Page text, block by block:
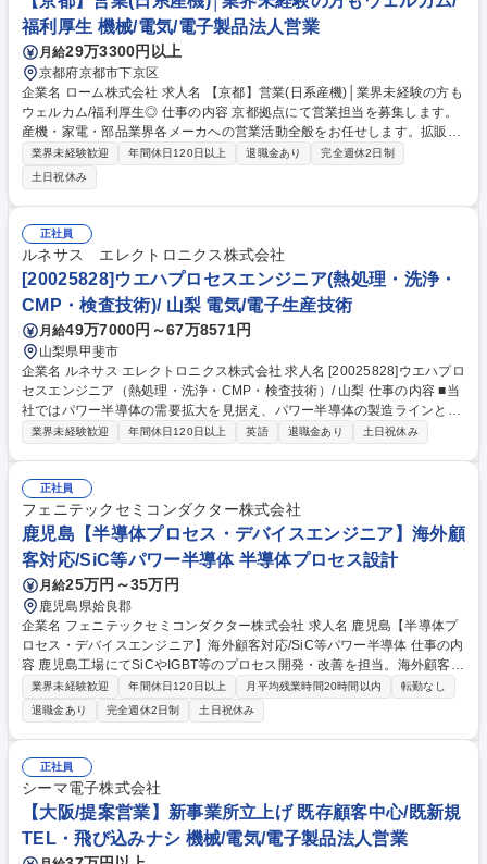
福利厚生 機械/電気/電子製品法人営業
月給29万3300円以上
京都府京都市下京区
企業名 ローム株式会社 求人名 【京都】営業(日系産機)│業界未経験の方も
ウェルカム/福利厚生◎ 仕事の内容 京都拠点にて営業担当を募集します。
産機・家電・部品業界各メーカへの営業活動全般をお任せします。拡販活
動のほか、変更・廃番申請、取引環境の改善活動などを担っていただきま
す。 〇顧客需要・ニーズの把握と商品の提案 〇競合や市場動向などの情
報収集 〇顧客との価格、納期折衝 〇事業・製造部門との社内調整・交渉
（顧客提示価格・デリバリ調整など） 〇品質不具合発生時の顧客対応（顧
客状況の把握と社内QC部門との連携、求償交渉など） 募集職種 【京都】
営業(日系産機)│業界未経験の方もウェルカム/福利厚生◎
業界未経験歓迎 年間休日120日以上 退職金あり
完全週休2日制
土日祝休み
正社員
ルネサス エレクトロニクス株式会社
[20025828]ウエハプロセスエンジニア(熱処理・洗浄・
CMP・検査技術)/ 山梨 電気/電子生産技術
月給49万7000円～67万8571円
山梨県甲斐市
企業名 ルネサス エレクトロニクス株式会社 求人名 [20025828]ウエハプロ
セスエンジニア（熱処理・洗浄・CMP・検査技術）/ 山梨 仕事の内容 ■当
社ではパワー半導体の需要拡大を見据え、パワー半導体の製造ラインとし
て甲府工場を再稼働させ、新たな製品・プロセス開発と量産化を進めてい
ンジニアを募集します。 １：熱処理プロセスエンジニア（熱拡散・酸化・
LPCVD） ２：CMPプロセスエンジニア ３：洗浄・ウェットエッチングプ
ロセスエンジニア ４：欠陥検査技術エンジニア 募集職種 [20025828]ウエ
ハプロセスエンジニア（熱処理・洗浄・CMP・検査技術）/ 山梨
業界未経験歓迎 年間休日120日以上 英語 退職金あり 土日祝休み
正社員
フェニテックセミコンダクター株式会社
鹿児島【半導体プロセス・デバイスエンジニア】海外顧
客対応/SiC等パワー半導体 半導体プロセス設計
月給25万円～35万円
鹿児島県姶良郡
企業名 フェニテックセミコンダクター株式会社 求人名 鹿児島【半導体プ
ロセス・デバイスエンジニア】海外顧客対応/SiC等パワー半導体 仕事の内
容 鹿児島工場にてSiCやIGBT等のプロセス開発・改善を担当。海外顧客の
技術者と直接やり取りし、仕様策定や実験オーダーの受託など、営業部門
を超えた技術的なフロントに立ってモノづくりを牽引していただきます。
【具体的に】CMOS、IGBT、SiC等の成膜・エッチング条件最適化や歩留
まり改善、特性評価を担当します。独立系ファウンドリとして多種多様な
案件に携わり、顧客ニーズに合わせたデバイス構造の設計も行います。単
なる製造に留まらず、海外顧客と直接対話し施策提案を行うため、技術者
としての介在価値が非常に高いポジションです。複数のタスクを並行して
管理し、製品の量産化を力強く支える役割を担います。 募集職種 鹿児島
【半導体プロセス・デバイスエンジニア】海外顧客対応/SiC等パワー半導
体
業界未経験歓迎 年間休日120日以上 月平均残業時間20時間以内
転勤なし
退職金あり
完全週休2日制 土日祝休み
正社員
シーマ電子株式会社
【大阪/提案営業】新事業所立上げ 既存顧客中心/既新規
TEL・飛び込みナシ 機械/電気/電子製品法人営業